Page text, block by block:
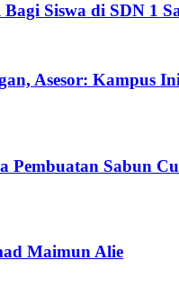
Siswa di SDN 1
Asesor: Kampus
Pembuatan Sabun
Maimun Alie